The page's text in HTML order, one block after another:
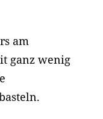
am
ganz wenig